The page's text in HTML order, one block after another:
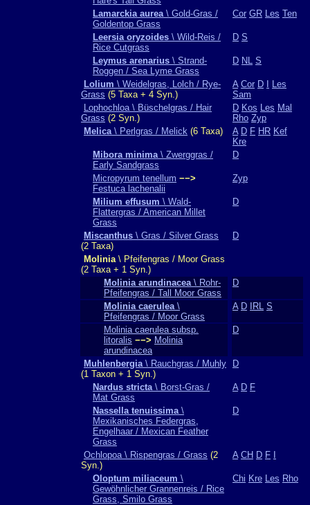
Lamarckia aurea\ Gold-Gras /
Goldentop Grass
Cor GR Les Ten
Leersia oryzoides \ Wild-Reis /
Rice Cutgrass
D S
Leymus arenarius \ Strand-
Roggen / Sea Lyme Grass
D NL S
Lolium \ Weidelgras, Lolch / Rye-
Grass (5 Taxa + 4 Syn.)
A Cor D
Les
Sam
Lophochloa \ Büschelgras / Hair
Grass (2 Syn.)
D Kos Les Mal
Rho Zyp
Melica\ Perlgras / Melick (6 Taxa) A D F HR Kef
Kre
Mibora minima\ Zwerggras /
Early Sandgrass
D
Micropyrum tenellum −−>
Festuca lachenalii
Zyp
Milium effusum \ Wald-
Flattergras / American Millet
Grass
D
Miscanthus \ Gras / Silver Grass
(2 Taxa)
D
Molinia\ Pfeifengras / Moor Grass
(2 Taxa + 1 Syn.)
Molinia arundinacea\ Rohr-
Pfeifengras / Tall Moor Grass
D
Molinia caerulea\
Pfeifengras / Moor Grass
A D IRL S
Molinia caerulea subsp.
litoralis −−> Molinia
arundinacea
D
Muhlenbergia\ Rauchgras / Muhly
(1 Taxon + 1 Syn.)
D
Nardus stricta\ Borst-Gras /
Mat Grass
A D F
Nassella tenuissima\
Mexikanisches Federgras,
Engelhaar / Mexican Feather
Grass
D
Ochlopoa \ Rispengras / Grass (2
Syn.)
A CH D F
Oloptum miliaceum \
Gewöhnlicher Grannenreis / Rice
Grass, Smilo Grass
Chi Kre Les Rho